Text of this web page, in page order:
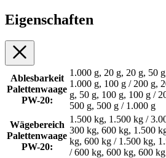
Eigenschaften
Ablesbarkeit
Palettenwaage
PW-20:
1.000 g, 20 g, 20 g, 50
1.000 g, 100 g / 200 g,
g, 50 g, 100 g, 100 g /
500 g, 500 g / 1.000 g
Wägebereich
Palettenwaage
PW-20:
1.500 kg, 1.500 kg /
300 kg, 600 kg, 1.500
kg, 600 kg / 1.500 kg,
/ 600 kg, 600 kg, 600